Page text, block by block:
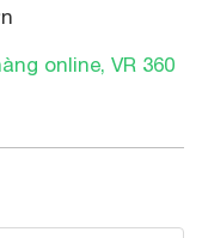
online, VR 360